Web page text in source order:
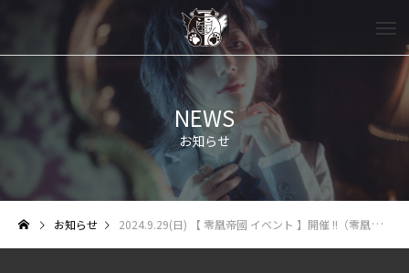
NEWS
お知らせ
お知らせ 2024.9.29(日) 【 零凰帝國 イベント 】開催 !!（零凰プロデュース）